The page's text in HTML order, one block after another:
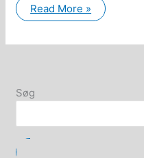
Dr.
Klinghardt
Fi
Read More »
Søg